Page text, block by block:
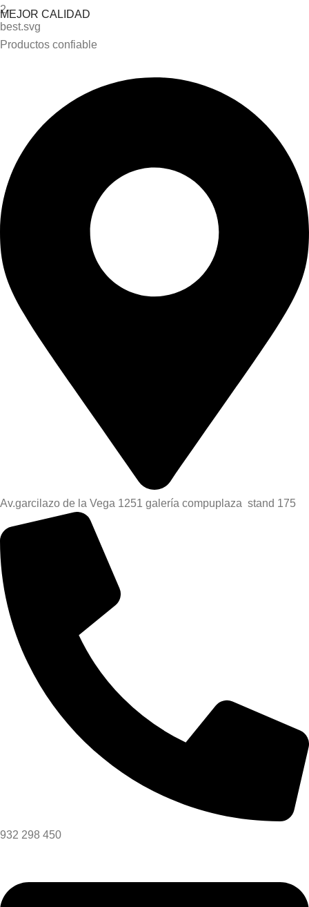
MEJOR CALIDAD
Productos confiable
Av.garcilazo de la Vega 1251 galería compuplaza stand 175
932 298 450